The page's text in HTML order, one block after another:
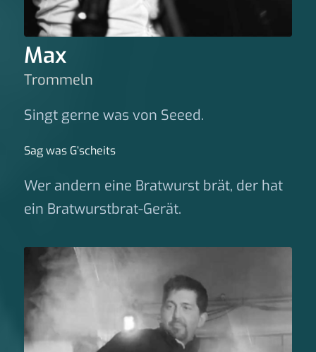
Max
Trommeln
Singt gerne was von Seeed.
Sag was G‘scheits
Wer andern eine Bratwurst brät, der hat
ein Bratwurstbrat-Gerät.